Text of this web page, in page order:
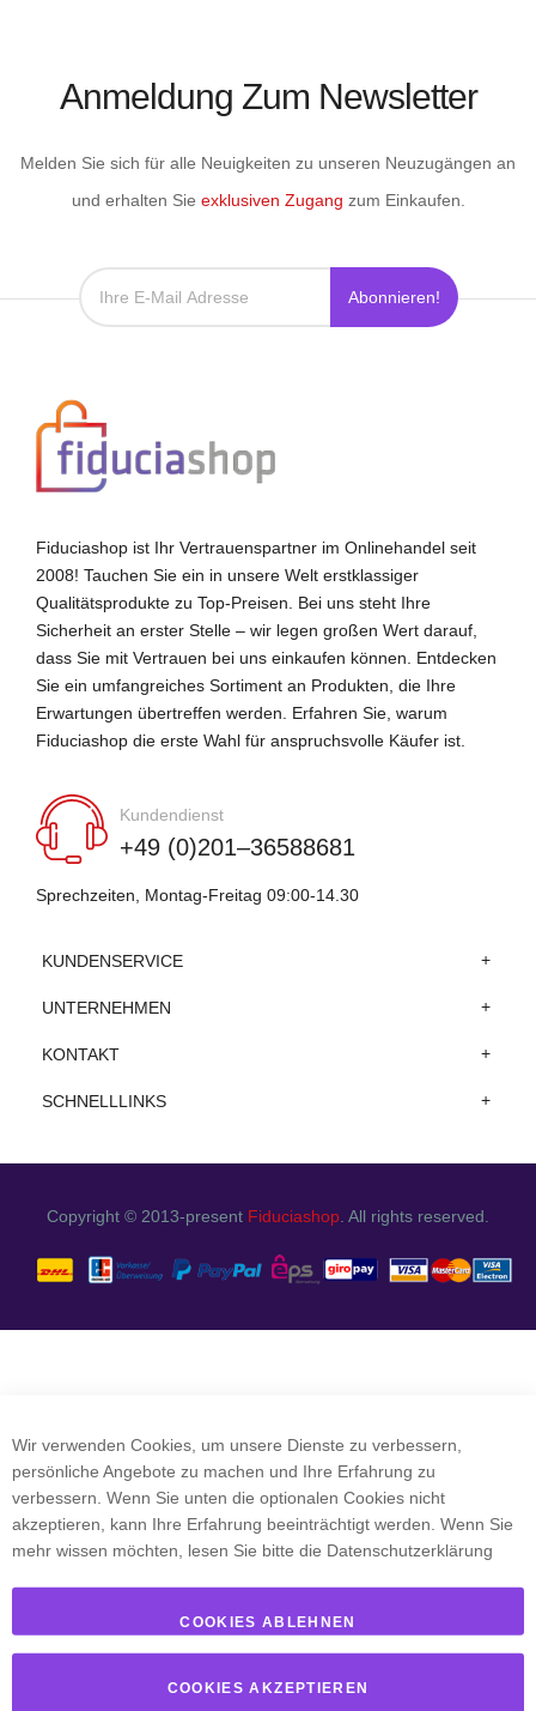
Anmeldung Zum Newsletter
Melden Sie sich für alle Neuigkeiten zu unseren Neuzugängen an
und erhalten Sie exklusiven Zugang zum Einkaufen.
Abonnieren!
Fiduciashop ist Ihr Vertrauenspartner im Onlinehandel seit
2008! Tauchen Sie ein in unsere Welt erstklassiger
Qualitätsprodukte zu Top-Preisen. Bei uns steht Ihre
Sicherheit an erster Stelle – wir legen großen Wert darauf,
dass Sie mit Vertrauen bei uns einkaufen können. Entdecken
Sie ein umfangreiches Sortiment an Produkten, die Ihre
Erwartungen übertreffen werden. Erfahren Sie, warum
Fiduciashop die erste Wahl für anspruchsvolle Käufer ist.
Kundendienst
+49 (0)201–36588681
Sprechzeiten, Montag-Freitag 09:00-14.30
KUNDENSERVICE
UNTERNEHMEN
KONTAKT
SCHNELLLINKS
Copyright © 2013-present Fiduciashop. All rights reserved.
Wir verwenden Cookies, um unsere Dienste zu verbessern,
persönliche Angebote zu machen und Ihre Erfahrung zu
verbessern. Wenn Sie unten die optionalen Cookies nicht
akzeptieren, kann Ihre Erfahrung beeinträchtigt werden. Wenn Sie
mehr wissen möchten, lesen Sie bitte die Datenschutzerklärung
COOKIES ABLEHNEN
COOKIES AKZEPTIEREN